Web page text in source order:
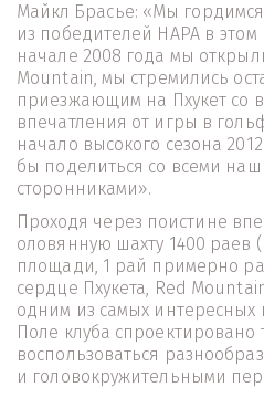
Майкл Брасье: «Мы
из победителей HAPA в этом
начале 2008 года мы
Mountain, мы стремились
приезжающим на Пхукет со
впечатления от игры в
начало высокого сезона
бы поделиться со всеми
сторонниками».
Проходя через поистине
оловянную шахту 1400 раев
площади, 1 рай примерно
сердце Пхукета, Red
одним из самых интересных
Поле клуба спроектировано
воспользоваться
и головокружительными